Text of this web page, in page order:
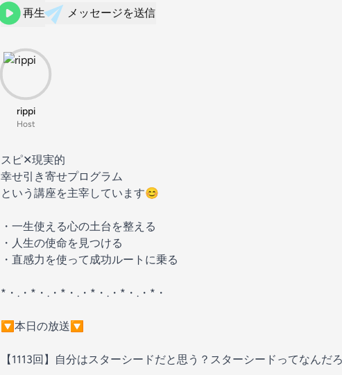
再生 メッセージを送信
rippi
Host
スピ✕現実的
幸せ引き寄せプログラム
という講座を主宰しています😊
・一生使える心の土台を整える
・人生の使命を見つける
・直感力を使って成功ルートに乗る
*・.・*・.・*・.・*・.・*・.・*・
🔽本日の放送🔽
【1113回】自分はスターシードだと思う？スターシードってなんだ